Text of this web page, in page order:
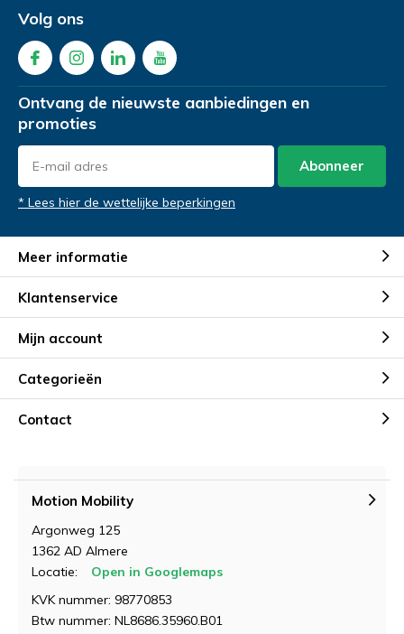
Volg ons
Ontvang de nieuwste aanbiedingen en
promoties
Abonneer
* Lees hier de wettelijke beperkingen
Meer informatie
Klantenservice
Mijn account
Categorieën
Contact
Motion Mobility
Argonweg 125
1362 AD Almere
Locatie:
Open in Googlemaps
KVK nummer: 98770853
Btw nummer: NL8686.35960.B01